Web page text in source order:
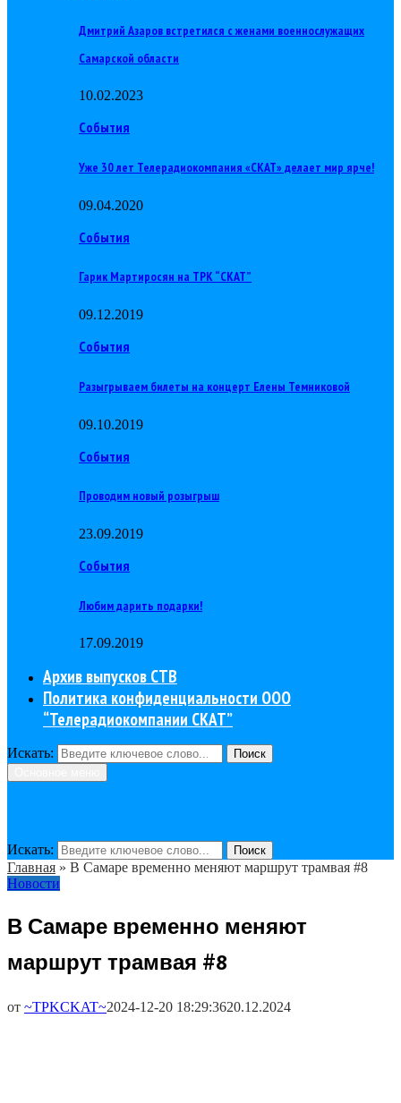
Дмитрий Азаров встретился с женами военнослужащих
Самарской области
10.02.2023
События
Уже 30 лет Телерадиокомпания «СКАТ» делает мир ярче!
09.04.2020
События
Гарик Мартиросян на ТРК “СКАТ”
09.12.2019
События
Разыгрываем билеты на концерт Елены Темниковой
09.10.2019
События
Проводим новый розыгрыш
23.09.2019
События
Любим дарить подарки!
17.09.2019
Архив выпусков СТВ
Политика конфиденциальности ООО
“Телерадиокомпании СКАТ”
Искать:
Поиск
Искать: Поиск
Главная » В Самаре временно меняют маршрут трамвая #8
Новости
В Самаре временно меняют
маршрут трамвая #8
от ~TPKCKAT~2024-12-20 18:29:3620.12.2024